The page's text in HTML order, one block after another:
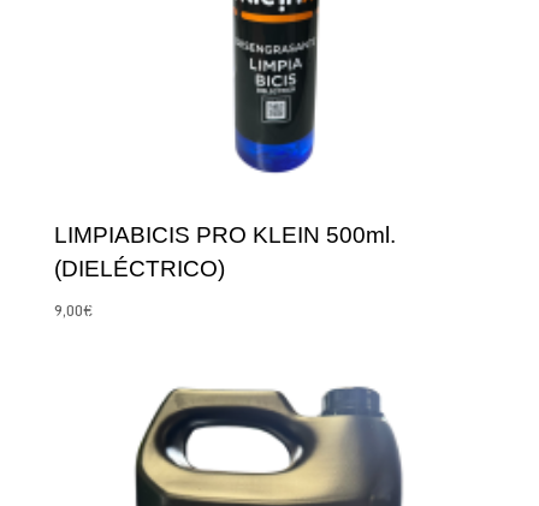
LIMPIABICIS PRO KLEIN 500ml.
(DIELÉCTRICO)
9,00€